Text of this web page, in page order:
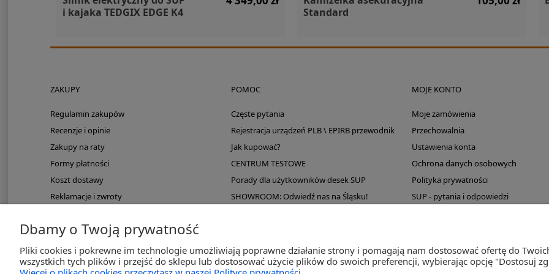
i kajaka TEDGIX EDGE K4
Standard
ZAKUPY
Regulamin zakupów
Recenzje i opinie
Zakupy na raty
Formy płatności
Koszt dostawy
Reklamacje i zwroty
PayPo odroczona płatność
POMOC
Częste pytania
Rejestracja urządzeń PLB \ EPIRB przewodnik
Jak kupować?
CENTRUM TESTOWE
Porady dla użytkowników desek SUP
SHOWROOM: Odwiedź nas na Śląsku!
MOJE KONTO
Moje zamówienia
Przechowalnia
Ustawienia konta
Ochrona danych osobowych
Polityka prywatności
SUP - pytania i odpowiedzi
Dbamy o Twoją prywatność
Pliki cookies i pokrewne im technologie umożliwiają poprawne działanie strony i pomagają nam dostosować ofertę do
wszystkich tych plików i przejść do sklepu lub dostosować użycie plików do swoich preferencji, wybierając opcję "Dostosuj